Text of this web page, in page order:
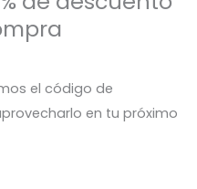
el código de
en tu próximo